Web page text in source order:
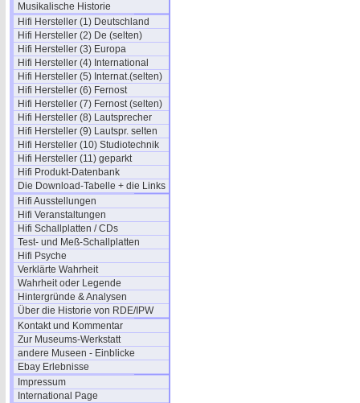
Musikalische Historie
Hifi Hersteller (1) Deutschland
Hifi Hersteller (2) De (selten)
Hifi Hersteller (3) Europa
Hifi Hersteller (4) International
Hifi Hersteller (5) Internat.(selten)
Hifi Hersteller (6) Fernost
Hifi Hersteller (7) Fernost (selten)
Hifi Hersteller (8) Lautsprecher
Hifi Hersteller (9) Lautspr. selten
Hifi Hersteller (10) Studiotechnik
Hifi Hersteller (11) geparkt
Hifi Produkt-Datenbank
Die Download-Tabelle + die Links
Hifi Ausstellungen
Hifi Veranstaltungen
Hifi Schallplatten / CDs
Test- und Meß-Schallplatten
Hifi Psyche
Verklärte Wahrheit
Wahrheit oder Legende
Hintergründe & Analysen
Über die Historie von RDE/IPW
Kontakt und Kommentar
Zur Museums-Werkstatt
andere Museen - Einblicke
Ebay Erlebnisse
Impressum
International Page